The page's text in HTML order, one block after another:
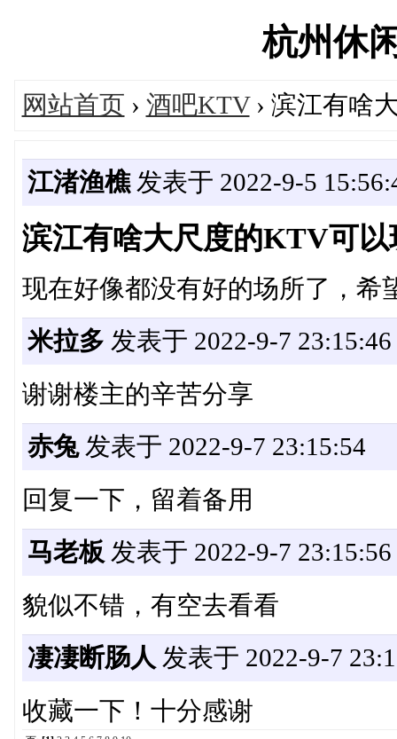
杭州休
网站首页 › 酒吧KTV› 滨江有啥
江渚渔樵发表于 2022-9-5
滨江有啥大尺度的KTV可以
现在好像都没有好的场所了，希
米拉多 发表于 2022-9-7 23:15:46
谢谢楼主的辛苦分享
赤兔发表于 2022-9-7 23:15:54
回复一下，留着备用
马老板 发表于 2022-9-7 23:15:56
貌似不错，有空去看看
凄凄断肠人 发表于 2022-9-7
收藏一下！十分感谢